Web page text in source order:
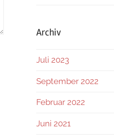
Archiv
Juli 2023
September 2022
Februar 2022
Juni 2021